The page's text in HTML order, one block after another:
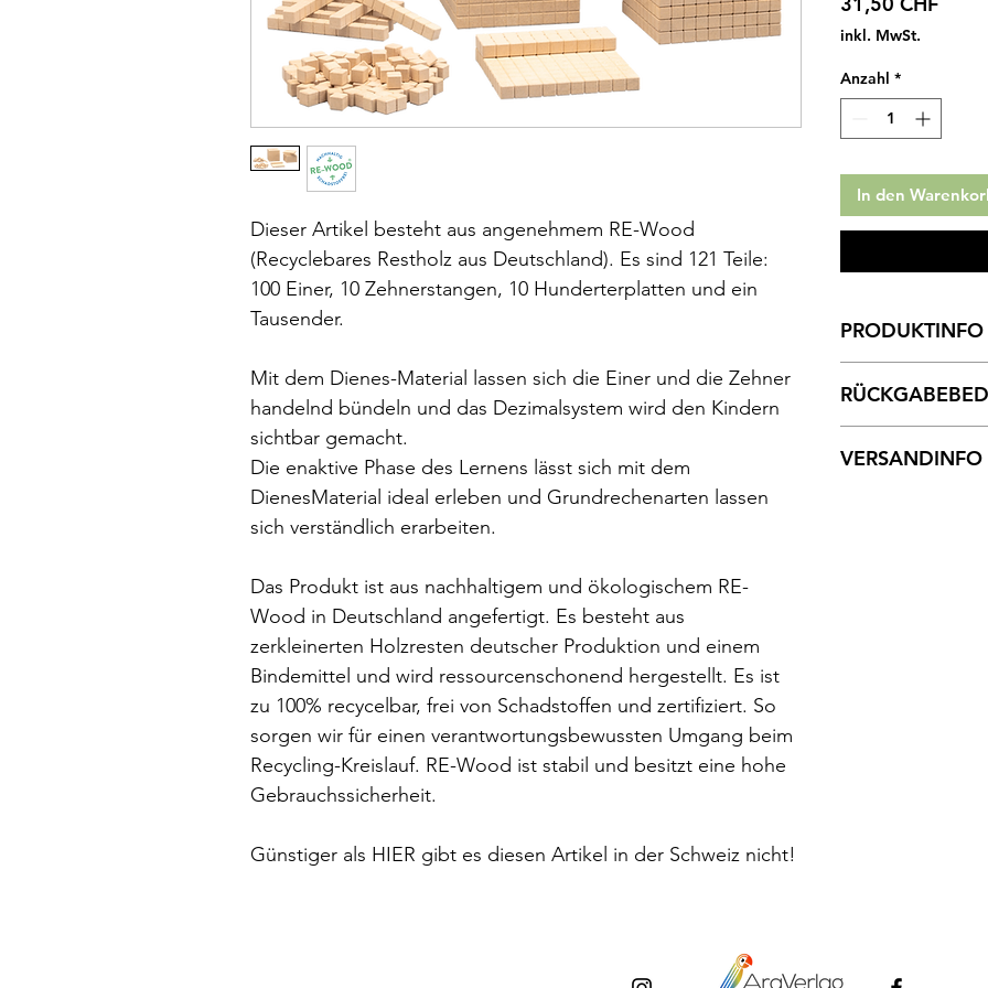
Dieser Artikel besteht aus angenehmem RE-Wood
(Recyclebares Restholz aus Deutschland). Es sind 121 Teile:
100 Einer, 10 Zehnerstangen, 10 Hunderterplatten und ein
Tausender.
Mit dem Dienes-Material lassen sich die Einer und die Zehner
handelnd bündeln und das Dezimalsystem wird den Kindern
sichtbar gemacht.
Die enaktive Phase des Lernens lässt sich mit dem
DienesMaterial ideal erleben und Grundrechenarten lassen
sich verständlich erarbeiten.
Das Produkt ist aus nachhaltigem und ökologischem RE-
Wood in Deutschland angefertigt. Es besteht aus
zerkleinerten Holzresten deutscher Produktion und einem
Bindemittel und wird ressourcenschonend hergestellt. Es ist
zu 100% recycelbar, frei von Schadstoffen und zertifiziert. So
sorgen wir für einen verantwortungsbewussten Umgang beim
Recycling-Kreislauf. RE-Wood ist stabil und besitzt eine hohe
Gebrauchssicherheit.
Günstiger als HIER gibt es diesen Artikel in der Schweiz nicht!
inkl. MwSt.
Anzahl *
In den
PRODUKTINFO
Art.Nr.: 715
Format des Sets:
Veröffentlichung:
Produkten
VERSANDINFO